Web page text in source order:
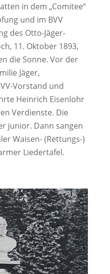
in dem „Comitee“
und im BVV
des Otto-Jäger-
11. Oktober 1893,
die Sonne. Vor der
Jäger,
Vorstand und
Heinrich Eisenlohr
Verdienste. Die
junior. Dann sangen
Waisen- (Rettungs-)
Liedertafel.